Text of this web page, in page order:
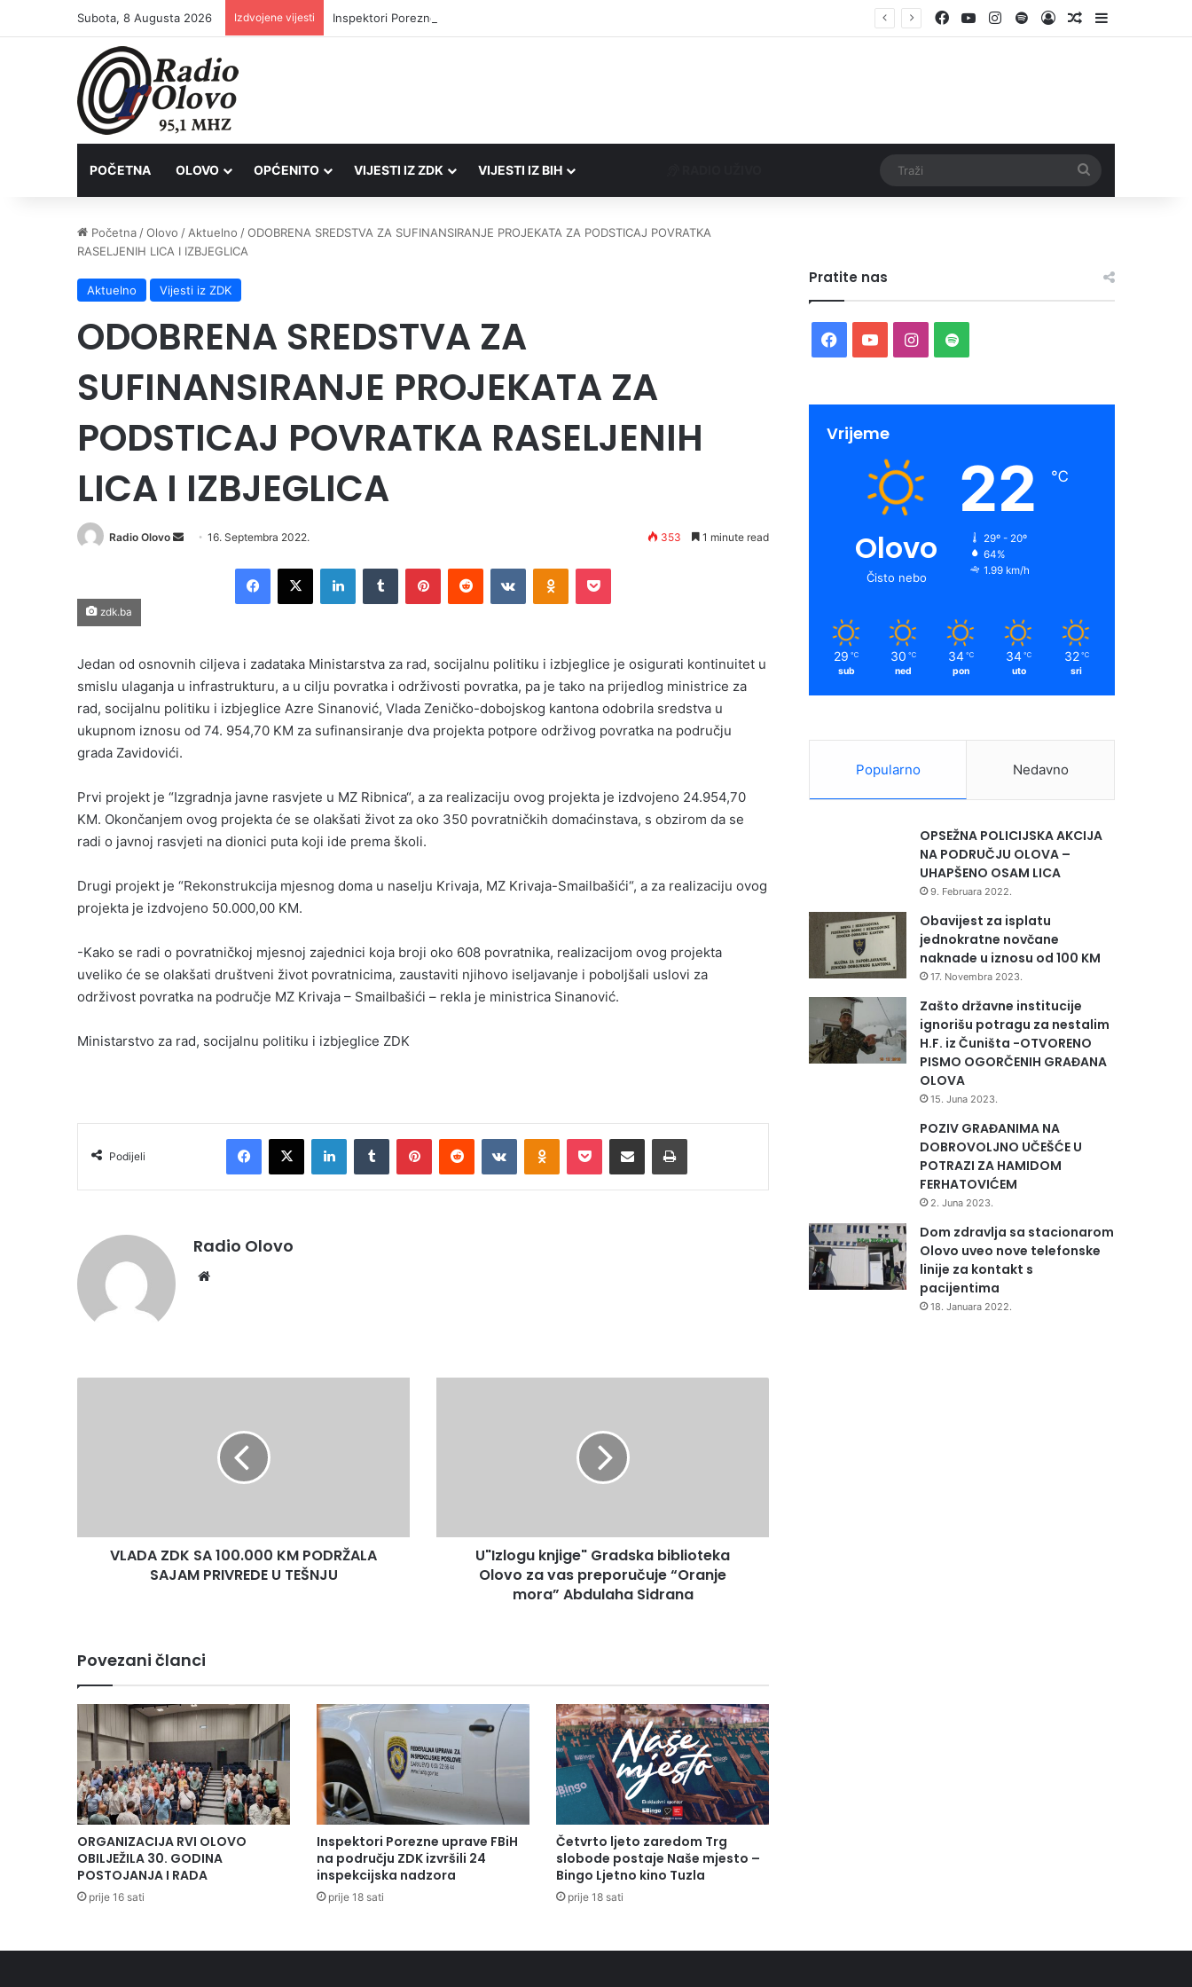
Subota, 8 Augusta 2026 Izdvojene vijesti Inspektori Porezne uprave FBiH na području ZDK izvršili 24 inspekcijska nadzora Facebook
YouTubeInstagram
SpotifyLog InRandom Article
Sidebar
POČETNA OLOVO OPĆENITO VIJESTI IZ ZDK VIJESTI IZ BIH
Početna /Olovo / Aktuelno /ODOBRENA SREDSTVA ZA SUFINANSIRANJE PROJEKATA ZA PODSTICAJ POVRATKA
RASELJENIH LICA I IZBJEGLICA
Aktuelno Vijesti iz ZDK
ODOBRENA SREDSTVA ZA
SUFINANSIRANJE PROJEKATA ZA
PODSTICAJ POVRATKA RASELJENIH
LICA I IZBJEGLICA
Radio Olovo
Send16. Septembra 2022. 353 1 minute read
Facebook
X LinkedInTumblr PinterestReddit VKontakteOdnoklassniki
Pocket
zdk.ba
Jedan od osnovnih ciljeva i zadataka Ministarstva za rad, socijalnu politiku i izbjeglice je osigurati kontinuitet u
smislu ulaganja u infrastrukturu, a u cilju povratka i održivosti povratka, pa je tako na prijedlog ministrice za
rad, socijalnu politiku i izbjeglice Azre Sinanović, Vlada Zeničko-dobojskog kantona odobrila sredstva u
ukupnom iznosu od 74. 954,70 KM za sufinansiranje dva projekta potpore održivog povratka na području
grada Zavidovići.
Prvi projekt je “Izgradnja javne rasvjete u MZ Ribnica“, a za realizaciju ovog projekta je izdvojeno 24.954,70
KM. Okončanjem ovog projekta će se olakšati život za oko 350 povratničkih domaćinstava, s obzirom da se
radi o javnoj rasvjeti na dionici puta koji ide prema školi.
Drugi projekt je “Rekonstrukcija mjesnog doma u naselju Krivaja, MZ Krivaja-Smailbašići“, a za realizaciju ovog
projekta je izdvojeno 50.000,00 KM.
-Kako se radi o povratničkoj mjesnoj zajednici koja broji oko 608 povratnika, realizacijom ovog projekta
uveliko će se olakšati društveni život povratnicima, zaustaviti njihovo iseljavanje i poboljšali uslovi za
održivost povratka na područje MZ Krivaja – Smailbašići – rekla je ministrica Sinanović.
Ministarstvo za rad, socijalnu politiku i izbjeglice ZDK
Podijeli
Facebook
X LinkedInTumblr PinterestReddit VKontakteOdnoklassniki
Pocket Podijeli putem Emaila Print
Radio Olovo
U
TEŠNJUVLADA ZDK SA 100.000 KM PODRŽALA
SAJAM PRIVREDE U TEŠNJU
“Oranje
Abdulaha
U"Izlogu knjige" Gradska biblioteka
Olovo za vas preporučuje “Oranje
mora” Abdulaha Sidrana
Povezani članci
ORGANIZACIJA RVI OLOVO
OBILJEŽILA 30. GODINA
POSTOJANJA I RADA
prije 16 sati
Inspektori Porezne uprave FBiH
na području ZDK izvršili 24
inspekcijska nadzora
prije 18 sati
Četvrto ljeto zaredom Trg
slobode postaje Naše mjesto –
Bingo Ljetno kino Tuzla
prije 18 sati
Pratite nas
Facebook
YouTubeInstagram
Spotify
Vrijeme
Olovo
Čisto nebo
22 ℃
29º - 20º
64%
1.99 km/h
29 ℃
sub
30 ℃
ned
34 ℃
pon
34 ℃
uto
32 ℃
sri
Popularno Nedavno
OPSEŽNA POLICIJSKA AKCIJA
NA PODRUČJU OLOVA –
UHAPŠENO OSAM LICA
9. Februara 2022.
Obavijest za isplatu
jednokratne novčane
naknade u iznosu od 100 KM
17. Novembra 2023.
Zašto državne institucije
ignorišu potragu za nestalim
H.F. iz Čuništa -OTVORENO
PISMO OGORČENIH GRAĐANA
OLOVA
15. Juna 2023.
POZIV GRAĐANIMA NA
DOBROVOLJNO UČEŠĆE U
POTRAZI ZA HAMIDOM
FERHATOVIĆEM
2. Juna 2023.
Dom zdravlja sa stacionarom
Olovo uveo nove telefonske
linije za kontakt s
pacijentima
18. Januara 2022.